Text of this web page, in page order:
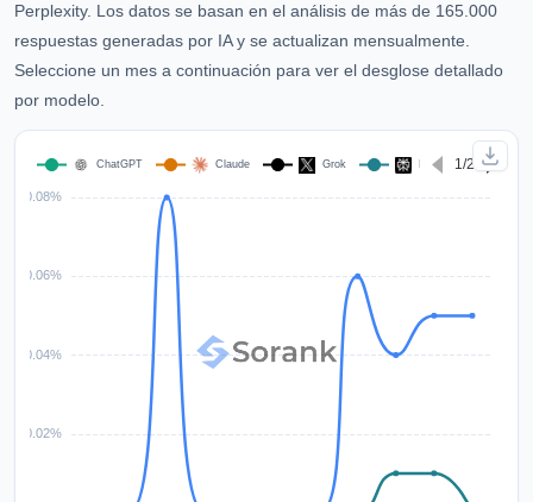
Perplexity. Los datos se basan en el análisis de más de 165.000
respuestas generadas por IA y se actualizan mensualmente.
Seleccione un mes a continuación para ver el desglose detallado
por modelo.